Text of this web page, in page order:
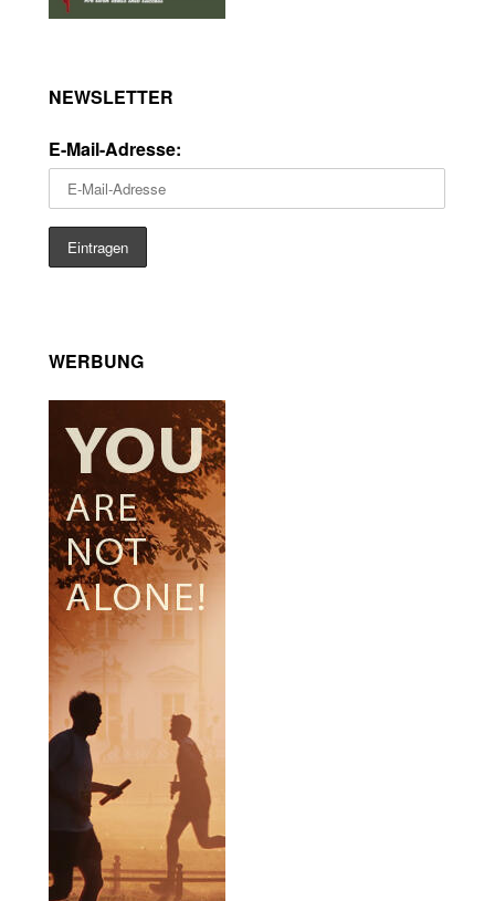
NEWSLETTER
E-Mail-Adresse:
WERBUNG